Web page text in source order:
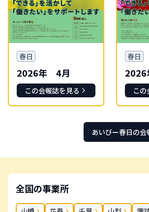
春日
2026年 4月
この会報誌を見る
春日
この
あいびー春日の会
全国の事業所